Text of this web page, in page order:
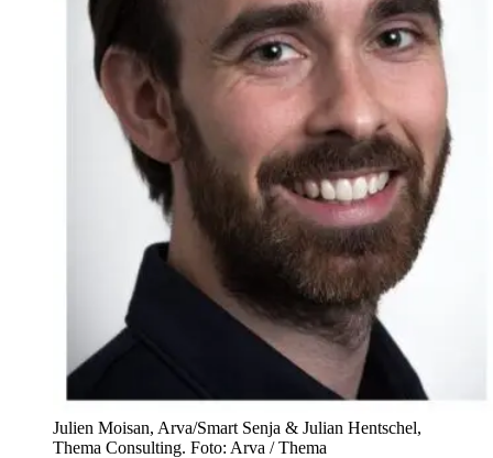
Julien Moisan, Arva/Smart Senja & Julian Hentschel,
Thema Consulting. Foto: Arva / Thema